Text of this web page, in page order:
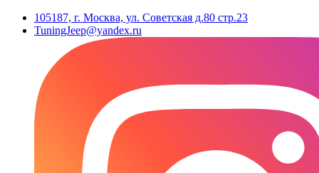
105187, г. Москва, ул. Советская д.80 стр.23
TuningJeep@yandex.ru